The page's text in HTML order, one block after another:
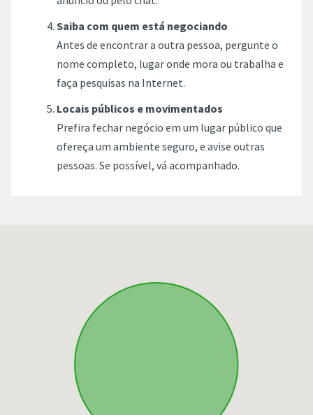
Saiba com quem está negociando
Antes de encontrar a outra pessoa, pergunte o
nome completo, lugar onde mora ou trabalha e
faça pesquisas na Internet.
Locais públicos e movimentados
Prefira fechar negócio em um lugar público que
ofereça um ambiente seguro, e avise outras
pessoas. Se possível, vá acompanhado.